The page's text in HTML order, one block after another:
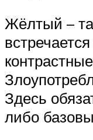
Жёлтый –
Здесь
либо